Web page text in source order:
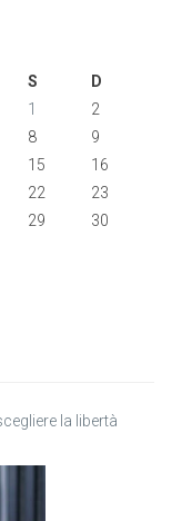
S
D
1
2
8
9
15
16
22
23
29
30
la libertà